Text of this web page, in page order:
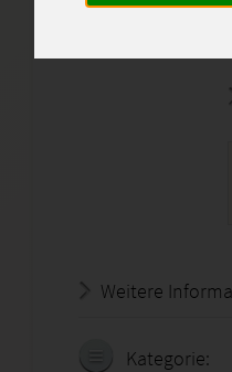
Weitere
Kategorie: